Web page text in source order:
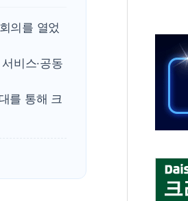
청양 밭에서 일하던 90대 숨져…온열질환
폭염에 車 운전면허 기능시험 오전 집중
의를 열었
비스·공동
를 통해 크